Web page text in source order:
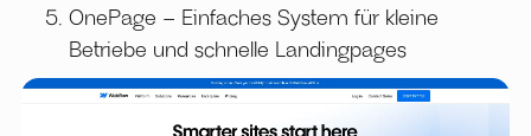
OnePage – Einfaches System für kleine
Betriebe und schnelle Landingpages